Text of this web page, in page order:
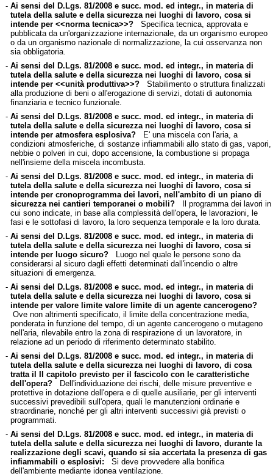
- Ai sensi del D.Lgs. 81/2008 e succ. mod. ed integr., in materia di
tutela della salute e della sicurezza nei luoghi di lavoro, cosa si
intende per <<norma tecnica>>?Specifica tecnica, approvata e
pubblicata da un'organizzazione internazionale, da un organismo europeo
o da un organismo nazionale di normalizzazione, la cui osservanza non
sia obbligatoria.
- Ai sensi del D.Lgs. 81/2008 e succ. mod. ed integr., in materia di
tutela della salute e della sicurezza nei luoghi di lavoro, cosa si
intende per <<unità produttiva>>?Stabilimento o struttura finalizzati
alla produzione di beni o all'erogazione di servizi, dotati di autonomia
finanziaria e tecnico funzionale.
- Ai sensi del D.Lgs. 81/2008 e succ. mod. ed integr., in materia di
tutela della salute e della sicurezza nei luoghi di lavoro, cosa si
intende per atmosfera esplosiva?E' una miscela con l'aria, a
condizioni atmosferiche, di sostanze infiammabili allo stato di gas, vapori,
nebbie o polveri in cui, dopo accensione, la combustione si propaga
nell'insieme della miscela incombusta.
- Ai sensi del D.Lgs. 81/2008 e succ. mod. ed integr., in materia di
tutela della salute e della sicurezza nei luoghi di lavoro, cosa si
intende per cronoprogramma dei lavori, nell'ambito di un piano di
sicurezza nei cantieri temporanei o mobili?Il programma dei lavori in
cui sono indicate, in base alla complessità dell'opera, le lavorazioni, le
fasi e le sottofasi di lavoro, la loro sequenza temporale e la loro durata.
- Ai sensi del D.Lgs. 81/2008 e succ. mod. ed integr., in materia di
tutela della salute e della sicurezza nei luoghi di lavoro, cosa si
intende per luogo sicuro?Luogo nel quale le persone sono da
considerarsi al sicuro dagli effetti determinati dall'incendio o altre
situazioni di emergenza.
- Ai sensi del D.Lgs. 81/2008 e succ. mod. ed integr., in materia di
tutela della salute e della sicurezza nei luoghi di lavoro, cosa si
intende per valore limite valore limite di un agente cancerogeno?
Ove non altrimenti specificato, il limite della concentrazione media,
ponderata in funzione del tempo, di un agente cancerogeno o mutageno
nell'aria, rilevabile entro la zona di respirazione di un lavoratore, in
relazione ad un periodo di riferimento determinato stabilito.
- Ai sensi del D.Lgs. 81/2008 e succ. mod. ed integr., in materia di
tutela della salute e della sicurezza nei luoghi di lavoro, di cosa
tratta il II capitolo previsto per il fascicolo con le caratteristiche
dell'opera?Dell'individuazione dei rischi, delle misure preventive e
protettive in dotazione dell'opera e di quelle ausiliarie, per gli interventi
successivi prevedibili sull'opera, quali le manutenzioni ordinarie e
straordinarie, nonché per gli altri interventi successivi già previsti o
programmati.
- Ai sensi del D.Lgs. 81/2008 e succ. mod. ed integr., in materia di
tutela della salute e della sicurezza nei luoghi di lavoro, durante la
realizzazione degli scavi, quando si sia accertata la presenza di gas
infiammabili o esplosivi: Si deve provvedere alla bonifica
dell'ambiente mediante idonea ventilazione.